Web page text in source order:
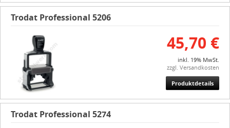
Trodat Professional 5206
45,70 €
inkl. 19% MwSt.
zzgl. Versandkosten
Produktdetails
Trodat Professional 5274